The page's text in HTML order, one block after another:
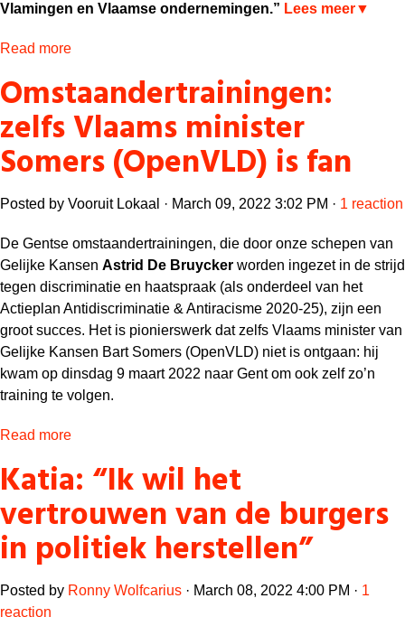
Vlamingen en Vlaamse ondernemingen.” Lees meer▼
Read more
Omstaandertrainingen:
zelfs Vlaams minister
Somers (OpenVLD) is fan
Posted by Vooruit Lokaal · March 09, 2022 3:02 PM · 1 reaction
De Gentse omstaandertrainingen, die door onze schepen van
Gelijke Kansen Astrid De Bruycker worden ingezet in de strijd
tegen discriminatie en haatspraak (als onderdeel van het
Actieplan Antidiscriminatie & Antiracisme 2020-25), zijn een
groot succes. Het is pionierswerk dat zelfs Vlaams minister van
Gelijke Kansen Bart Somers (OpenVLD) niet is ontgaan: hij
kwam op dinsdag 9 maart 2022 naar Gent om ook zelf zo’n
training te volgen.
Read more
Katia: “Ik wil het
vertrouwen van de burgers
in politiek herstellen”
Posted by Ronny Wolfcarius · March 08, 2022 4:00 PM · 1
reaction